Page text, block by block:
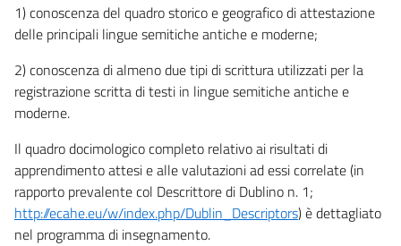
1) conoscenza del quadro storico e geografico di attestazione
delle principali lingue semitiche antiche e moderne;
2) conoscenza di almeno due tipi di scrittura utilizzati per la
registrazione scritta di testi in lingue semitiche antiche e
moderne.
Il quadro docimologico completo relativo ai risultati di
apprendimento attesi e alle valutazioni ad essi correlate (in
rapporto prevalente col Descrittore di Dublino n. 1;
http://ecahe.eu/w/index.php/Dublin_Descriptors) è dettagliato
nel programma di insegnamento.